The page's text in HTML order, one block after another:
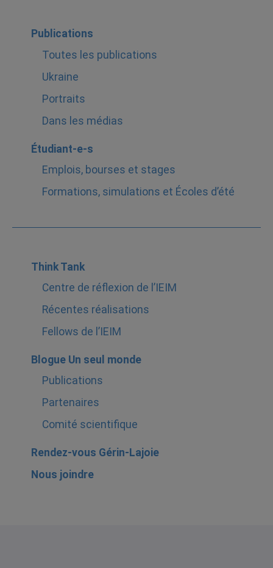
Publications
Toutes les publications
Ukraine
Portraits
Dans les médias
Étudiant-e-s
Emplois, bourses et stages
Formations, simulations et Écoles d’été
Think Tank
Centre de réflexion de l’IEIM
Récentes réalisations
Fellows de l’IEIM
Blogue Un seul monde
Publications
Partenaires
Comité scientifique
Rendez-vous Gérin-Lajoie
Nous joindre